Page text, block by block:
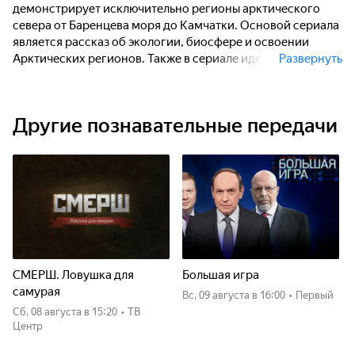
демонстрирует исключительно регионы арктического
севера от Баренцева моря до Камчатки. Основой сериала
является рассказ об экологии, биосфере и освоении
Арктических регионов. Также в сериале идет рассказ о
привить уважение к природе, наглядно показать
времена года.
Развернуть
Другие познавательные передачи
СМЕРШ. Ловушка для
самурая
сб, 08 августа в 15:20 • ТВ
Центр
Большая игра
вс, 09 августа в 16:00 • Первый